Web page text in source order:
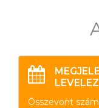
Összevont